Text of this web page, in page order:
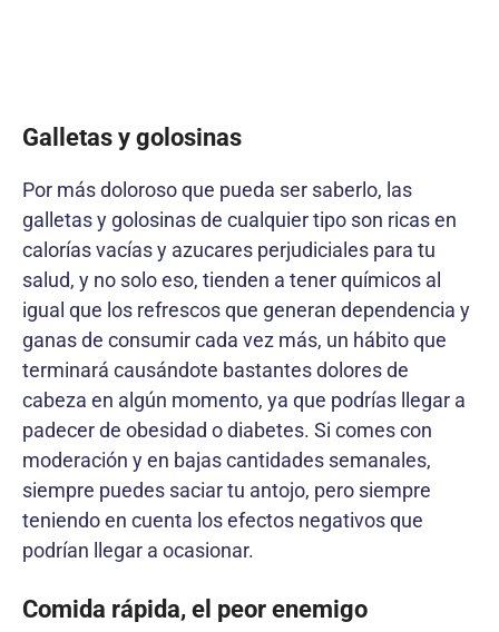
Galletas y golosinas
Por más doloroso que pueda ser saberlo, las
galletas y golosinas de cualquier tipo son ricas en
calorías vacías y azucares perjudiciales para tu
salud, y no solo eso, tienden a tener químicos al
igual que los refrescos que generan dependencia y
ganas de consumir cada vez más, un hábito que
terminará causándote bastantes dolores de
cabeza en algún momento, ya que podrías llegar a
padecer de obesidad o diabetes. Si comes con
moderación y en bajas cantidades semanales,
siempre puedes saciar tu antojo, pero siempre
teniendo en cuenta los efectos negativos que
podrían llegar a ocasionar.
Comida rápida, el peor enemigo